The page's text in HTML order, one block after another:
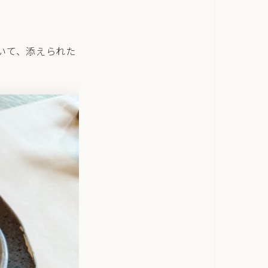
て、添えられた